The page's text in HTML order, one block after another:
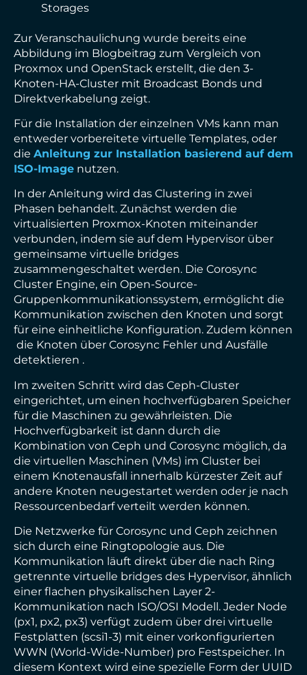
Storages
Zur Veranschaulichung wurde bereits eine
Abbildung im Blogbeitrag zum Vergleich von
Proxmox und OpenStack erstellt, die den 3-
Knoten-HA-Cluster mit Broadcast Bonds und
Direktverkabelung zeigt.
Für die Installation der einzelnen VMs kann man
entweder vorbereitete virtuelle Templates, oder
die Anleitung zur Installation basierend auf dem
ISO-Image nutzen.
In der Anleitung wird das Clustering in zwei
Phasen behandelt. Zunächst werden die
virtualisierten Proxmox-Knoten miteinander
verbunden, indem sie auf dem Hypervisor über
gemeinsame virtuelle bridges
zusammengeschaltet werden. Die Corosync
Cluster Engine, ein Open-Source-
Gruppenkommunikationssystem, ermöglicht die
Kommunikation zwischen den Knoten und sorgt
für eine einheitliche Konfiguration. Zudem können
die Knoten über Corosync Fehler und Ausfälle
detektieren .
Im zweiten Schritt wird das Ceph-Cluster
eingerichtet, um einen hochverfügbaren Speicher
für die Maschinen zu gewährleisten. Die
Hochverfügbarkeit ist dann durch die
Kombination von Ceph und Corosync möglich, da
die virtuellen Maschinen (VMs) im Cluster bei
einem Knotenausfall innerhalb kürzester Zeit auf
andere Knoten neugestartet werden oder je nach
Ressourcenbedarf verteilt werden können.
Die Netzwerke für Corosync und Ceph zeichnen
sich durch eine Ringtopologie aus. Die
Kommunikation läuft direkt über die nach Ring
getrennte virtuelle bridges des Hypervisor, ähnlich
einer flachen physikalischen Layer 2-
Kommunikation nach ISO/OSI Modell. Jeder Node
(px1, px2, px3) verfügt zudem über drei virtuelle
Festplatten (scsi1-3) mit einer vorkonfigurierten
WWN (World-Wide-Number) pro Festspeicher. In
diesem Kontext wird eine spezielle Form der UUID